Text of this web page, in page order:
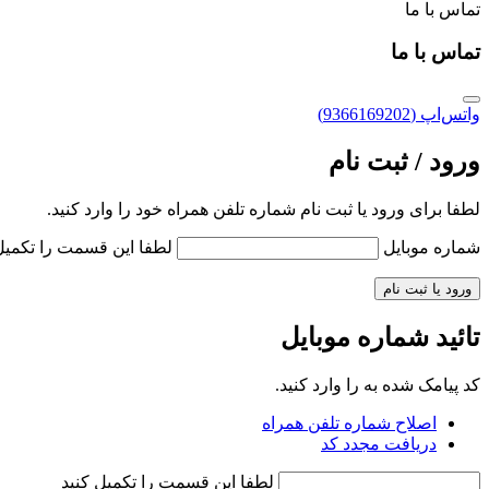
تماس با ما
تماس با ما
واتس‌اپ (9366169202)
ورود / ثبت نام
لطفا برای ورود یا ثبت نام شماره تلفن همراه خود را وارد کنید.
شماره موبایل لطفا این قسمت را
ورود یا ثبت نام
تائید شماره موبایل
کد پیامک شده به را وارد کنید.
اصلاح شماره تلفن همراه
دریافت مجدد کد
لطفا این قسمت را تکمیل کنید